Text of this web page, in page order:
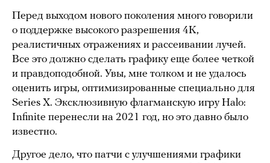
Перед выходом нового поколения много говорили
о поддержке высокого разрешения 4K,
реалистичных отражениях и рассеивании лучей.
Все это должно сделать графику еще более четкой
и правдоподобной. Увы, мне толком и не удалось
оценить игры, оптимизированные специально для
Series X. Эксклюзивную флагманскую игру Halo:
Infinite перенесли на 2021 год, но это давно было
известно.
Другое дело, что патчи с улучшениями графики